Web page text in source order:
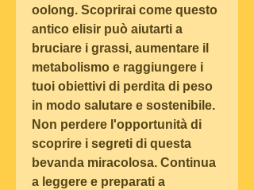
oolong. Scoprirai come questo
antico elisir può aiutarti a
bruciare i grassi, aumentare il
metabolismo e raggiungere i
tuoi obiettivi di perdita di peso
in modo salutare e sostenibile.
Non perdere l'opportunità di
scoprire i segreti di questa
bevanda miracolosa. Continua
a leggere e preparati a